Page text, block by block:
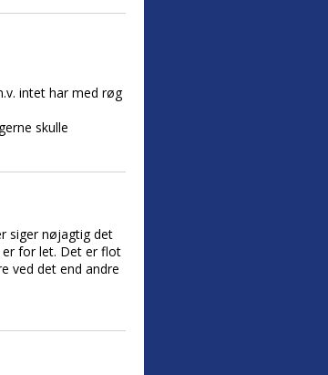
intet har med røg
skulle
siger nøjagtig det
er for let. Det er flot
ved det end andre